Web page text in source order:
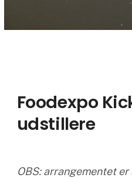
Foodexpo
udstillere
OBS: arrangementet